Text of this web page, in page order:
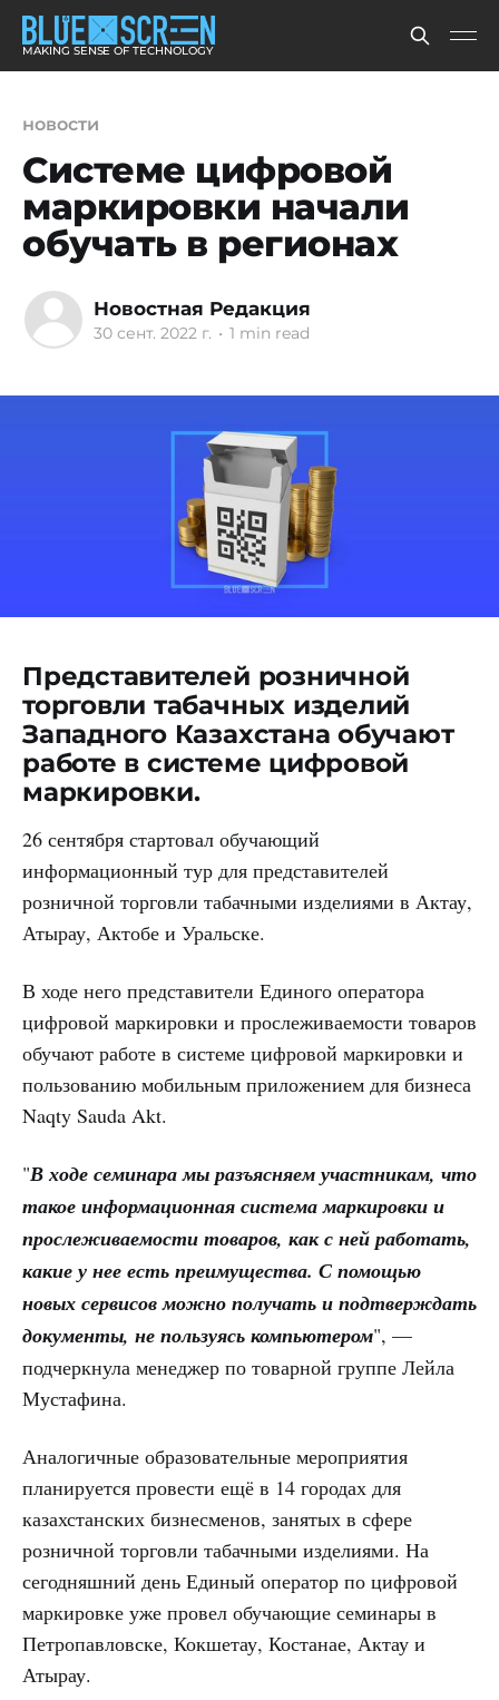
MAKING SENSE OF TECHNOLOGY
новости
Системе цифровой
маркировки начали
обучать в регионах
Новостная Редакция
30 сент. 2022 г. • 1 min read
Представителей розничной
торговли табачных изделий
Западного Казахстана обучают
работе в системе цифровой
маркировки.
26 сентября стартовал обучающий
информационный тур для представителей
розничной торговли табачными изделиями в Актау,
Атырау, Актобе и Уральске.
В ходе него представители Единого оператора
цифровой маркировки и прослеживаемости товаров
обучают работе в системе цифровой маркировки и
пользованию мобильным приложением для бизнеса
Naqty Sauda Akt.
"В ходе семинара мы разъясняем участникам, что
такое информационная система маркировки и
прослеживаемости товаров, как с ней работать,
какие у нее есть преимущества. С помощью
новых сервисов можно получать и подтверждать
документы, не пользуясь компьютером", —
подчеркнула менеджер по товарной группе Лейла
Мустафина.
Аналогичные образовательные мероприятия
планируется провести ещё в 14 городах для
казахстанских бизнесменов, занятых в сфере
розничной торговли табачными изделиями. На
сегодняшний день Единый оператор по цифровой
маркировке уже провел обучающие семинары в
Петропавловске, Кокшетау, Костанае, Актау и
Атырау.